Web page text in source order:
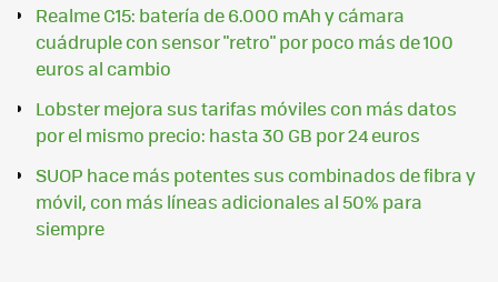
Realme C15: batería de 6.000 mAh y cámara
cuádruple con sensor "retro" por poco más de 100
euros al cambio
Lobster mejora sus tarifas móviles con más datos
por el mismo precio: hasta 30 GB por 24 euros
SUOP hace más potentes sus combinados de fibra y
móvil, con más líneas adicionales al 50% para
siempre